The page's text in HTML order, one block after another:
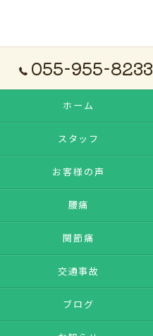
055-955-8233
ホーム
スタッフ
お客様の声
腰痛
関節痛
交通事故
ブログ